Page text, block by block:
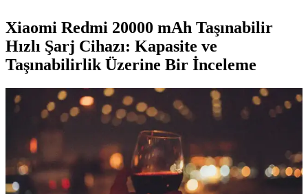
Xiaomi Redmi 20000 mAh Taşınabilir
Hızlı Şarj Cihazı: Kapasite ve
Taşınabilirlik Üzerine Bir İnceleme